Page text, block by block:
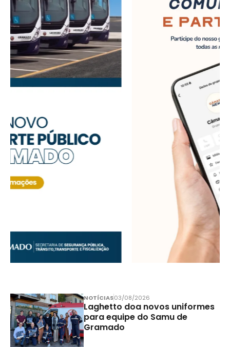
NOTÍCIAS03/08/2026
Laghetto doa novos uniformes
para equipe do Samu de
Gramado